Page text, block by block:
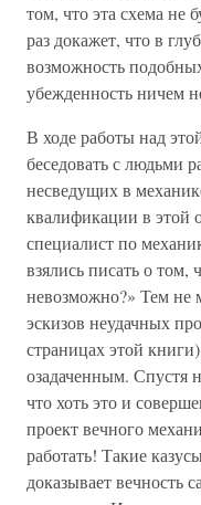
том, что эта схема не
раз докажет, что в
возможность
убежденность ничем
В ходе работы над
беседовать с людьми
несведущих в
квалификации в этой
специалист по
взялись писать о том,
невозможно?» Тем не
эскизов неудачных
страницах этой
озадаченным. Спустя
что хоть это и
проект вечного
работать! Такие
доказывает вечность